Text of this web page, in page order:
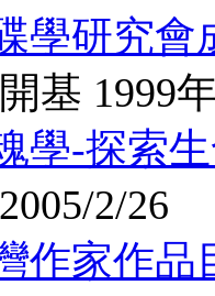
學研究會
基 1999
學-探索
2/26
作家作品